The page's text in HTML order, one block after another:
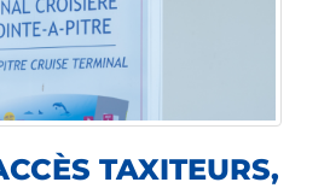
TAXITEURS,